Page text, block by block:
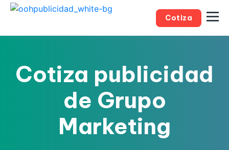
Cotiza
Cotiza publicidad
de Grupo
Marketing